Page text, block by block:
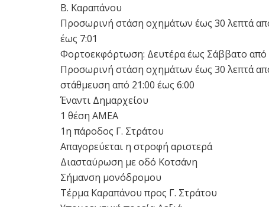
Β. Καραπάνου
Προσωρινή στάση οχημάτων έως 30 λεπτά
έως 7:01
Φορτοεκφόρτωση: Δευτέρα έως Σάββατο από
Προσωρινή στάση οχημάτων έως 30 λεπτά
στάθμευση από 21:00 έως 6:00
Έναντι Δημαρχείου
1 θέση ΑΜΕΑ
1η πάροδος Γ. Στράτου
Απαγορεύεται η στροφή αριστερά
Διασταύρωση με οδό Κοτσάνη
Σήμανση μονόδρομου
Τέρμα Καραπάνου προς Γ. Στράτου